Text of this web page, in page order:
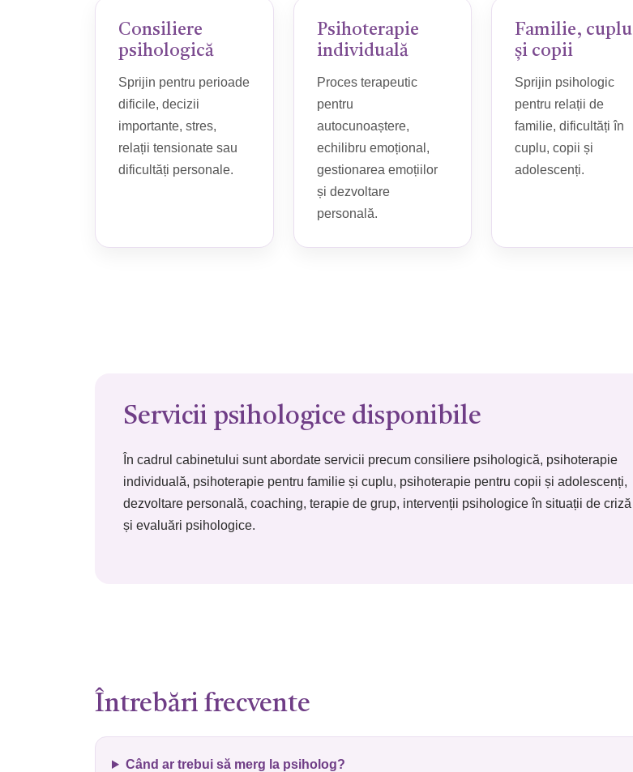
Consiliere
psihologică
Sprijin pentru perioade
dificile, decizii
importante, stres,
relații tensionate sau
dificultăți personale.
Psihoterapie
individuală
Proces terapeutic
pentru
autocunoaștere,
echilibru emoțional,
gestionarea emoțiilor
și dezvoltare
personală.
Familie, cuplu
și copii
Sprijin psihologic
pentru relații de
familie, dificultăți în
cuplu, copii și
adolescenți.
Servicii psihologice disponibile
În cadrul cabinetului sunt abordate servicii precum consiliere psihologică, psihoterapie
individuală, psihoterapie pentru familie și cuplu, psihoterapie pentru copii și adolescenți,
dezvoltare personală, coaching, terapie de grup, intervenții psihologice în situații de criză
și evaluări psihologice.
Întrebări frecvente
Când ar trebui să merg la psiholog?